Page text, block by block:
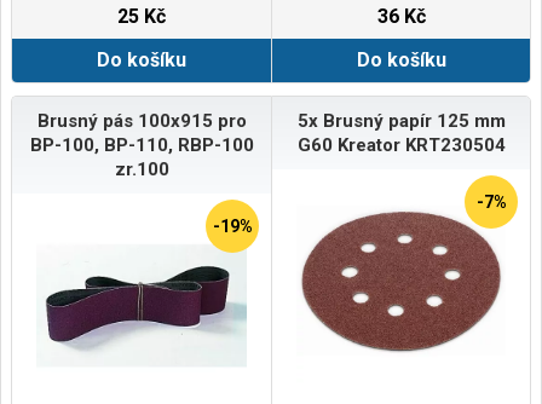
25 Kč
Do košíku
36 Kč
Do košíku
Brusný pás 100x915 pro
BP-100, BP-110, RBP-100
zr.100
-19%
5x Brusný papír 125 mm
G60 Kreator KRT230504
-7%